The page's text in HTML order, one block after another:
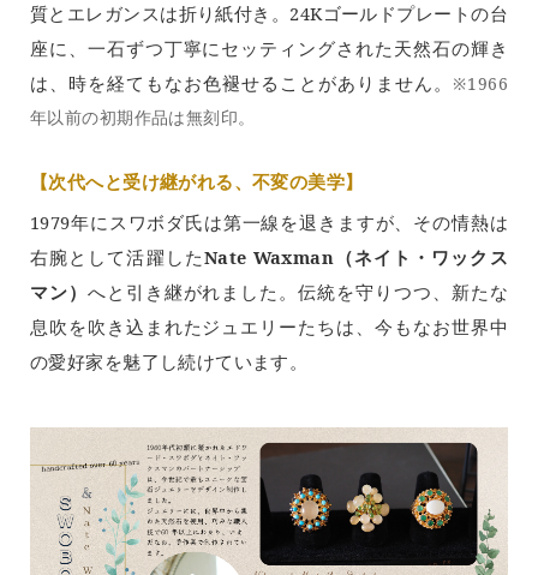
質とエレガンスは折り紙付き。24Kゴールドプレートの台
座に、一石ずつ丁寧にセッティングされた天然石の輝き
は、時を経てもなお色褪せることがありません。 ※1966
年以前の初期作品は無刻印。
【次代へと受け継がれる、不変の美学】
1979年にスワボダ氏は第一線を退きますが、その情熱は
右腕として活躍したNate Waxman（ネイト・ワックス
マン） へと引き継がれました。伝統を守りつつ、新たな
息吹を吹き込まれたジュエリーたちは、今もなお世界中
の愛好家を魅了し続けています。